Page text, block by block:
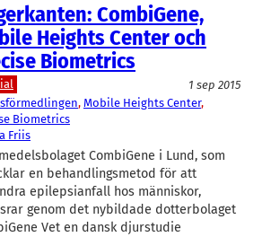
CombiGene,
Heights Center och
Biometrics
1 sep 2015
, Mobile Heights Center
Biometrics
Friis
CombiGene i Lund, som
en behandlingsmetod för att
epilepsianfall hos människor,
genom det nybildade dotterbolaget
Vet en dansk djurstudie